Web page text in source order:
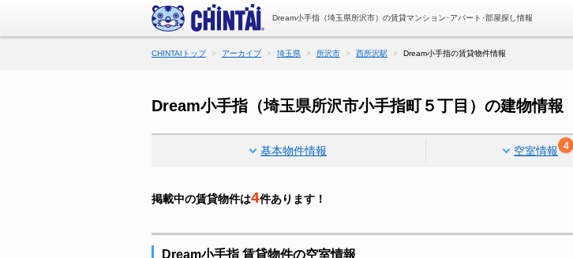
Dream小手指（埼玉県所沢市）の賃貸マンション･アパート･部屋探し情報
CHINTAIトップ アーカイブ 埼玉県 所沢市 西所沢駅 Dream小手指の賃貸物件情報
Dream小手指（埼玉県所沢市小手指町５丁目）の建物情報
基本物件情報 空室情報 4
掲載中の賃貸物件は4件あります！
Dream小手指 賃貸物件の空室情報